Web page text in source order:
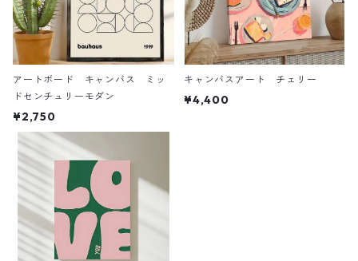
アートボード キャンバス ミッ
ドセンチュリーモダン
¥2,750
キャンバスアート チェリー
¥4,400